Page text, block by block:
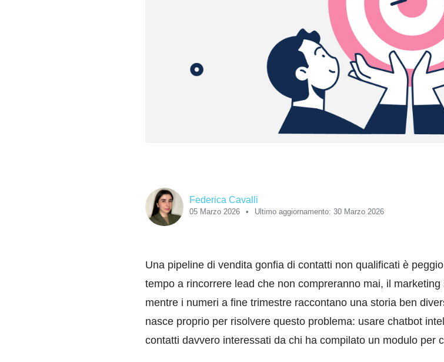
Federica Cavalli
05 Marzo 2026 Ultimo aggiornamento: 30 Marzo 2026
Una pipeline di vendita gonfia di contatti non qualificati è
tempo a rincorrere lead che non compreranno mai, il
mentre i numeri a fine trimestre raccontano una storia ben
nasce proprio per risolvere questo problema: usare chatbot
contatti davvero interessati da chi ha compilato un modulo per